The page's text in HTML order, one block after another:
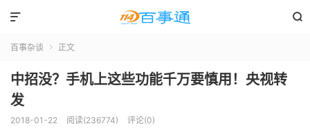


百事杂谈  正文
中招没？手机上这些功能千万要慎用！央视转
发
2018-01-22 阅读(236774) 评论(0)